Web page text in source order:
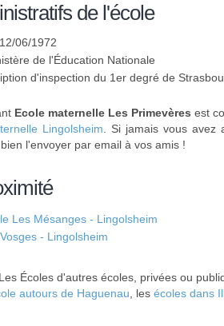
de l'école
06/1972
de l'Éducation Nationale
d'inspection du 1er degré de
Ecole maternelle Les Primevères est
Lingolsheim . Si jamais vous
l'envoyer par email à vos amis !
Les Mésanges - Lingolsheim
- Lingolsheim
Écoles d'autres écoles, privées ou
autours de Haguenau , les écoles dans